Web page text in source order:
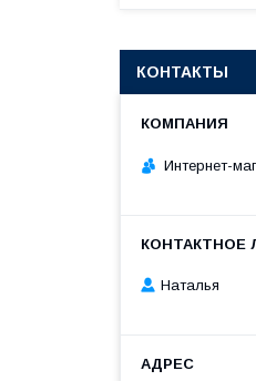
КОНТАКТЫ
Интернет-
Наталья